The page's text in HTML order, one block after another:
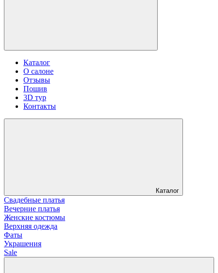
Каталог
О салоне
Отзывы
Пошив
3D тур
Контакты
Каталог
Свадебные платья
Вечерние платья
Женские костюмы
Верхняя одежда
Фаты
Украшения
Sale